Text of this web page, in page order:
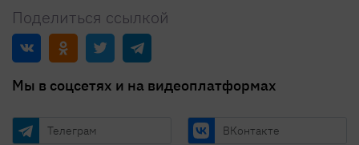
Поделиться ссылкой
Мы в соцсетях и на видеоплатформах
Телеграм ВКонтакте